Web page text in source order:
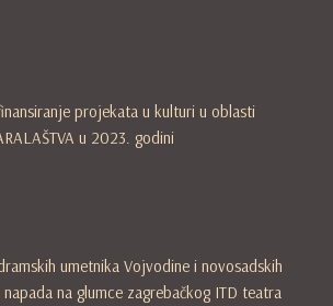
projekata u kulturi u oblasti
u 2023. godini
umetnika Vojvodine i novosadskih
na glumce zagrebačkog ITD teatra